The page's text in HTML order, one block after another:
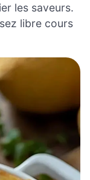
les saveurs.
libre cours